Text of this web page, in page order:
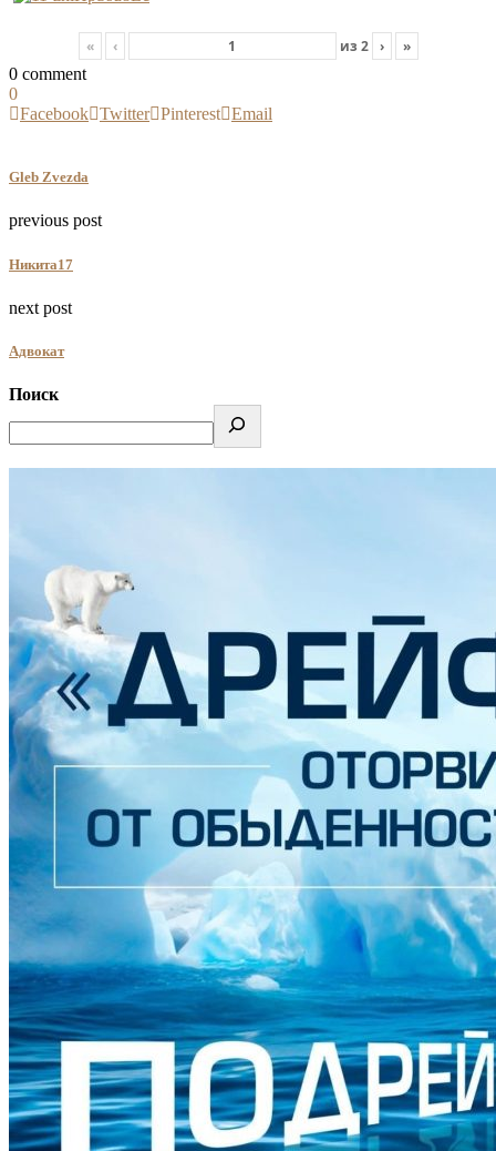
« ‹ из 2 ›
»
0 comment
0
Facebook Twitter Pinterest Email
Gleb Zvezda
previous post
Никита17
next post
Адвокат
Поиск